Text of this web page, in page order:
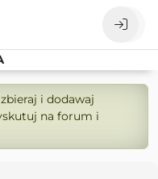
i dodawaj
na forum i